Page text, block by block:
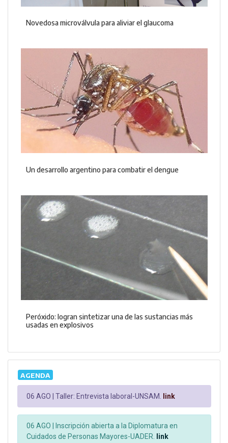
Novedosa microválvula para aliviar el glaucoma
Un desarrollo argentino para combatir el dengue
Peróxido: logran sintetizar una de las sustancias más
usadas en explosivos
AGENDA
06 AGO | Taller: Entrevista laboral-UNSAM. link
06 AGO |
Inscripción abierta a la Diplomatura en
Cuidados de Personas Mayores-UADER.
link